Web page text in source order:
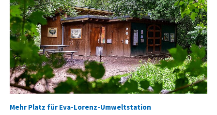
Mehr Platz für Eva-Lorenz-Umweltstation